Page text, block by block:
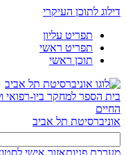
דילוג לתוכן העיקרי
תפריט עליון
תפריט ראשי
תוכן ראשי
בית הספר למחקר ביו-
החיים
אוניברסיטת תל אביב
מערכת פניותאזור אישי